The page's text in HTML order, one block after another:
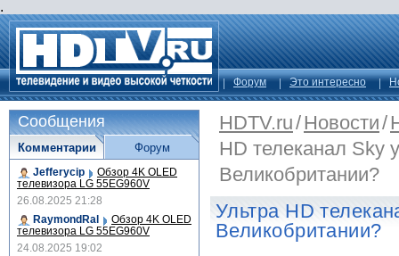
.
Форум Это интересно
HDTV.ru/Новости/
HD телеканал Sky
Великобритании?
Ультра HD
Великобритании?
Сообщения
Комментарии
Jefferycip Обзор 4K OLED
телевизора LG 55EG960V
26.08.2025 21:28
RaymondRal
Обзор 4K OLED
телевизора LG 55EG960V
24.08.2025 19:02
Форум